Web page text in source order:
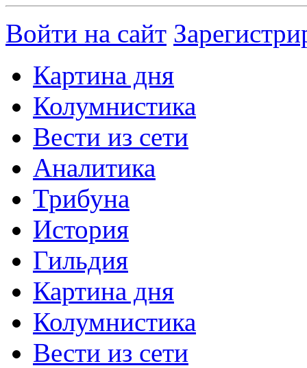
Войти на сайт
Картина дня
Колумнистика
Вести из сети
Аналитика
Трибуна
История
Гильдия
Картина дня
Колумнистика
Вести из сети